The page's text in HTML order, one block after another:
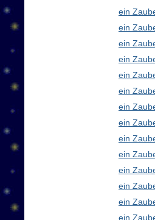
ein
ein
ein
ein
ein
ein
ein
ein
ein
ein
ein
ein
ein
ein